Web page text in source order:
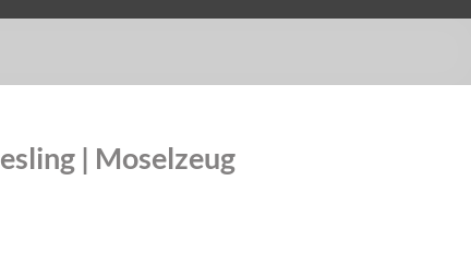
| Moselzeug